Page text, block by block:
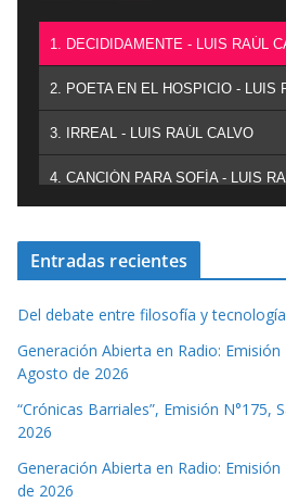
1. DECIDIDAMENTE - LUIS RAÚL
2. POETA EN EL HOSPICIO - LUIS
3. IRREAL - LUIS RAÚL CALVO
4. CANCIÓN PARA SOFÍA - LUIS
Entradas recientes
Del debate entre filosofía y
Generación Abierta en Radio:
Agosto de 2026
“Crónicas Barriales”, Emisión N°175,
2026
Generación Abierta en Radio: Emisión
de 2026